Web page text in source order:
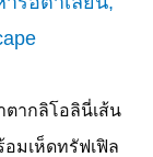
ตากลิโอลินี่เส้น
มเห็ดทรัฟเฟิล